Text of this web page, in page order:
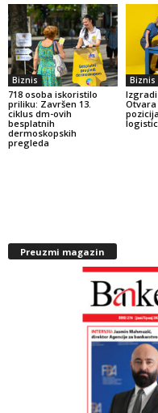
Biznis
718 osoba iskoristilo
priliku: Završen 13.
ciklus dm-ovih
besplatnih
dermoskopskih
pregleda
Biznis
Otvara
Preuzmi magazin